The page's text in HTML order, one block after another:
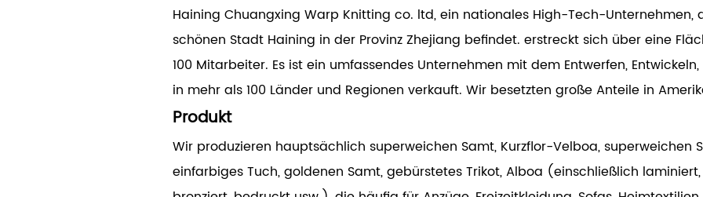
Haining Chuangxing Warp Knitting co. ltd, ein nationales High-Tech-
schönen Stadt Haining in der Provinz Zhejiang befindet. erstreckt sich über eine
100 Mitarbeiter. Es ist ein umfassendes Unternehmen mit dem Entwerfen,
in mehr als 100 Länder und Regionen verkauft. Wir besetzten große Anteile in
Produkt
Wir produzieren hauptsächlich superweichen Samt, Kurzflor-Velboa, superweichen
einfarbiges Tuch, goldenen Samt, gebürstetes Trikot, Alboa (einschließlich